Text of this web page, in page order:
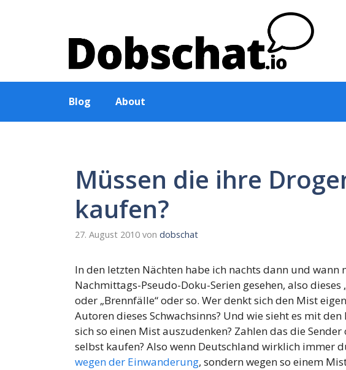
Blog About
Müssen die ihre
kaufen?
27. August 2010 von dobschat
In den letzten Nächten habe ich nachts dann und
Nachmittags-Pseudo-Doku-Serien gesehen, also
oder „Brennfälle“ oder so. Wer denkt sich den Mist
Autoren dieses Schwachsinns? Und wie sieht es mit
sich so einen Mist auszudenken? Zahlen das die
selbst kaufen? Also wenn Deutschland wirklich immer
wegen der Einwanderung, sondern wegen so einem